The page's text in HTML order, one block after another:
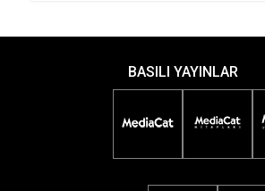
BASILI YAYINLAR